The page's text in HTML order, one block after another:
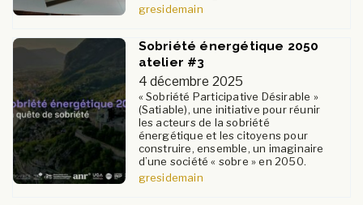
gresidemain
Sobriété énergétique 2050
atelier #3
4 décembre 2025
« Sobriété Participative Désirable »
(Satiable), une initiative pour réunir
les acteurs de la sobriété
énergétique et les citoyens pour
construire, ensemble, un imaginaire
d’une société « sobre » en 2050.
gresidemain